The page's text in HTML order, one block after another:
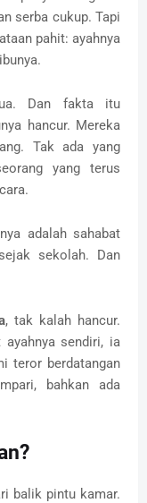
serba cukup. Tapi
pahit: ayahnya
Dan fakta itu
hancur. Mereka
Tak ada yang
yang terus
adalah sahabat
sekolah. Dan
, tak kalah hancur.
ayahnya sendiri, ia
teror berdatangan
bahkan ada
balik pintu kamar.